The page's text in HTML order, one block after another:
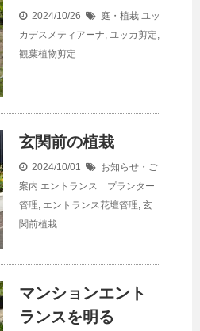
2024/10/26 庭・植栽 ユッ
カデスメティアーナ, ユッカ剪定,
観葉植物剪定
玄関前の植栽
2024/10/01
お知らせ・ご
案内 エントランス プランター
管理, エントランス花壇管理, 玄
関前植栽
マンションエント
ランスを明る